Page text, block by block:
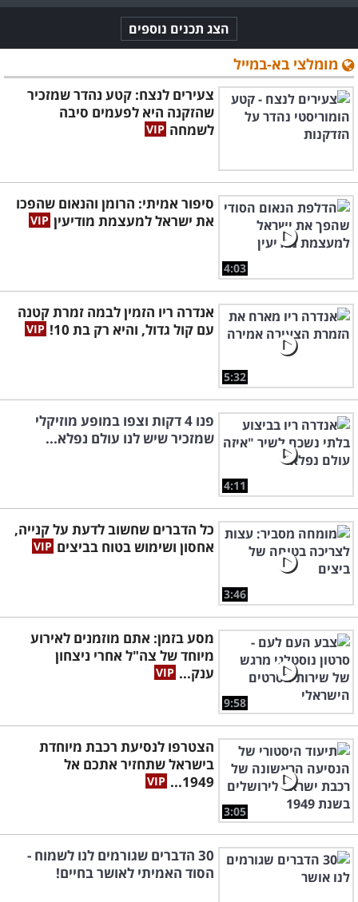
הצג תכנים נוספים
מומלצי בא-במייל
צעירים לנצח: קטע נהדר שמזכיר
שהזקנה היא לפעמים סיבה
לשמחה
4:03
סיפור אמיתי: הרומן והנאום שהפכו
את ישראל למעצמת מודיעין
5:32
אנדרה ריו הזמין לבמה זמרת קטנה
עם קול גדול, והיא רק בת 10!
4:11
פנו 4 דקות וצפו במופע מוזיקלי
שמזכיר שיש לנו עולם נפלא...
3:46
כל הדברים שחשוב לדעת על קנייה,
אחסון ושימוש בטוח בביצים
9:58
מסע בזמן: אתם מוזמנים לאירוע
מיוחד של צה"ל אחרי ניצחון
ענק...
3:05
הצטרפו לנסיעת רכבת מיוחדת
בישראל שתחזיר אתכם אל
1949...
30 הדברים שגורמים לנו לשמוח -
הסוד האמיתי לאושר בחיים!